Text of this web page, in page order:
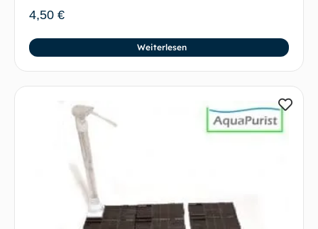
4,50 €
Weiterlesen